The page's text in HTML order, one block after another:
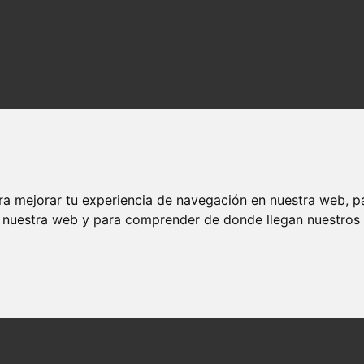
mejorar tu experiencia de navegación en nuestra web,
web y para comprender de donde llegan